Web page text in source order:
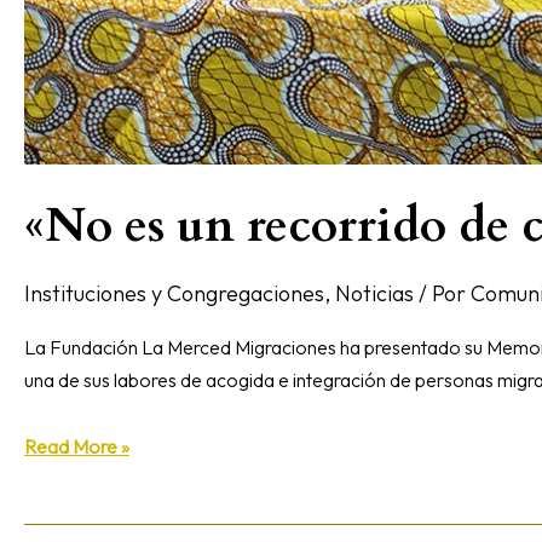
«No es un recorrido de
Instituciones y Congregaciones, Noticias / Por
La Fundación La Merced Migraciones ha presentado su
una de sus labores de acogida e integración de personas
Read More »